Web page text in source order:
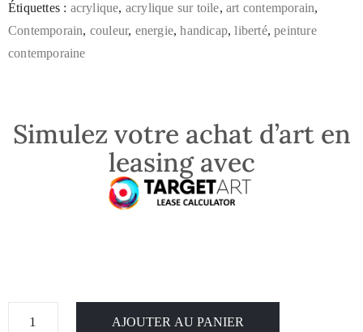
Étiquettes : acrylique, acrylique sur toile,art contemporain,
Contemporain, couleur, energie,handicap,liberté,peinture
contemporaine
Simulez votre achat d’art en
leasing avec
AJOUTER AU PANIER